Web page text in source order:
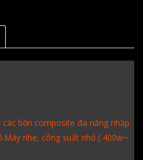
bồn composite đa năng nhập
nhẹ, công suất nhỏ ( 400w~